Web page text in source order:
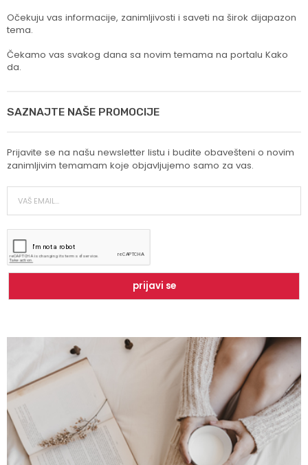
Očekuju vas informacije, zanimljivosti i saveti na širok dijapazon
tema.
Čekamo vas svakog dana sa novim temama na portalu Kako
da.
SAZNAJTE NAŠE PROMOCIJE
Prijavite se na našu newsletter listu i budite obavešteni o novim
zanimljivim temamam koje objavljujemo samo za vas.
Zbog čega je zumba sve popularnija?